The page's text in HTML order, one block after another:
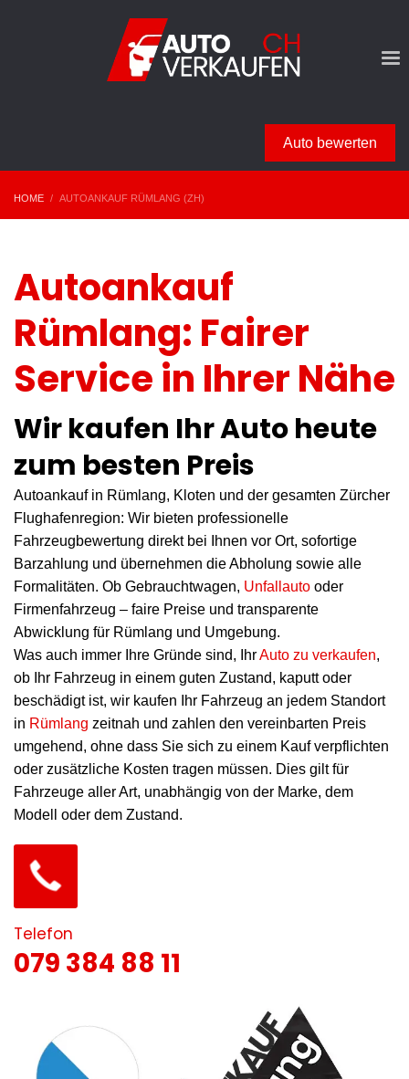
Auto bewerten
HOME AUTOANKAUF RÜMLANG (ZH)
Autoankauf
Rümlang: Fairer
Service in Ihrer Nähe
Wir kaufen Ihr Auto heute
zum besten Preis
Autoankauf in Rümlang, Kloten und der gesamten Zürcher
Flughafenregion: Wir bieten professionelle
Fahrzeugbewertung direkt bei Ihnen vor Ort, sofortige
Barzahlung und übernehmen die Abholung sowie alle
Formalitäten. Ob Gebrauchtwagen, Unfallauto oder
Firmenfahrzeug – faire Preise und transparente
Abwicklung für Rümlang und Umgebung.
Was auch immer Ihre Gründe sind, IhrAuto zu verkaufen,
ob Ihr Fahrzeug in einem guten Zustand, kaputt oder
beschädigt ist, wir kaufen Ihr Fahrzeug an jedem Standort
in Rümlang zeitnah und zahlen den vereinbarten Preis
umgehend, ohne dass Sie sich zu einem Kauf verpflichten
oder zusätzliche Kosten tragen müssen. Dies gilt für
Fahrzeuge aller Art, unabhängig von der Marke, dem
Modell oder dem Zustand.
Telefon
079 384 88 11